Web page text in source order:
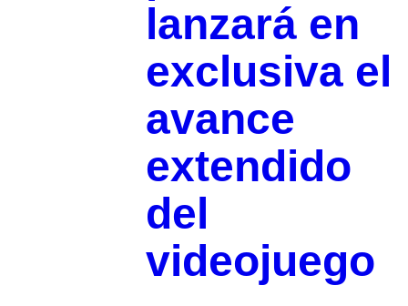
lanzará en
exclusiva el
avance
extendido
del
videojuego